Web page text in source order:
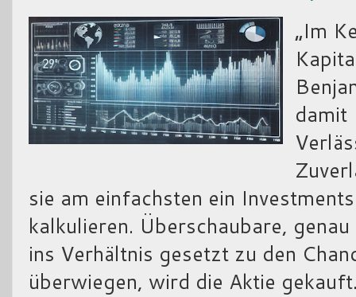
„Im
damit
sie am einfachsten ein
kalkulieren. Überschaubare,
ins Verhältnis gesetzt zu den
überwiegen, wird die Aktie